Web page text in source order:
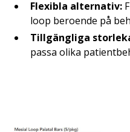
Flexibla alternativ:
loop beroende på
Tillgängliga
passa olika